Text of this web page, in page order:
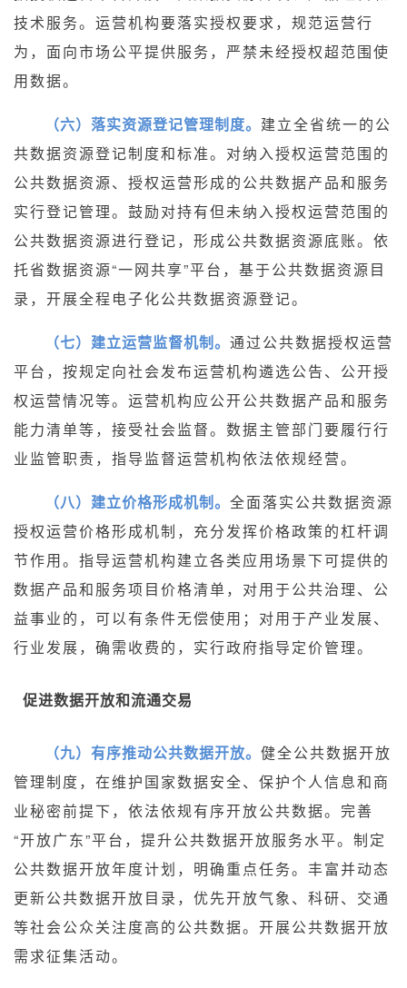
技术服务。运营机构要落实授权要求，规范运营行
为，面向市场公平提供服务，严禁未经授权超范围使
用数据。
（六）落实资源登记管理制度。 建立全省统一的公
共数据资源登记制度和标准。对纳入授权运营范围的
公共数据资源、授权运营形成的公共数据产品和服务
实行登记管理。鼓励对持有但未纳入授权运营范围的
公共数据资源进行登记，形成公共数据资源底账。依
托省数据资源“一网共享”平台，基于公共数据资源目
录，开展全程电子化公共数据资源登记。
（七）建立运营监督机制。 通过公共数据授权运营
平台，按规定向社会发布运营机构遴选公告、公开授
权运营情况等。运营机构应公开公共数据产品和服务
能力清单等，接受社会监督。数据主管部门要履行行
业监管职责，指导监督运营机构依法依规经营。
（八）建立价格形成机制。 全面落实公共数据资源
授权运营价格形成机制，充分发挥价格政策的杠杆调
节作用。指导运营机构建立各类应用场景下可提供的
数据产品和服务项目价格清单，对用于公共治理、公
益事业的，可以有条件无偿使用；对用于产业发展、
行业发展，确需收费的，实行政府指导定价管理。
促进数据开放和流通交易
（九）有序推动公共数据开放。 健全公共数据开放
管理制度，在维护国家数据安全、保护个人信息和商
业秘密前提下，依法依规有序开放公共数据。完善
“开放广东”平台，提升公共数据开放服务水平。制定
公共数据开放年度计划，明确重点任务。丰富并动态
更新公共数据开放目录，优先开放气象、科研、交通
等社会公众关注度高的公共数据。开展公共数据开放
需求征集活动。